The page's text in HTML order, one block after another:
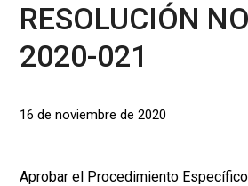
RESOLUCIÓN
2020-021
16 de noviembre de 2020
Aprobar el Procedimiento